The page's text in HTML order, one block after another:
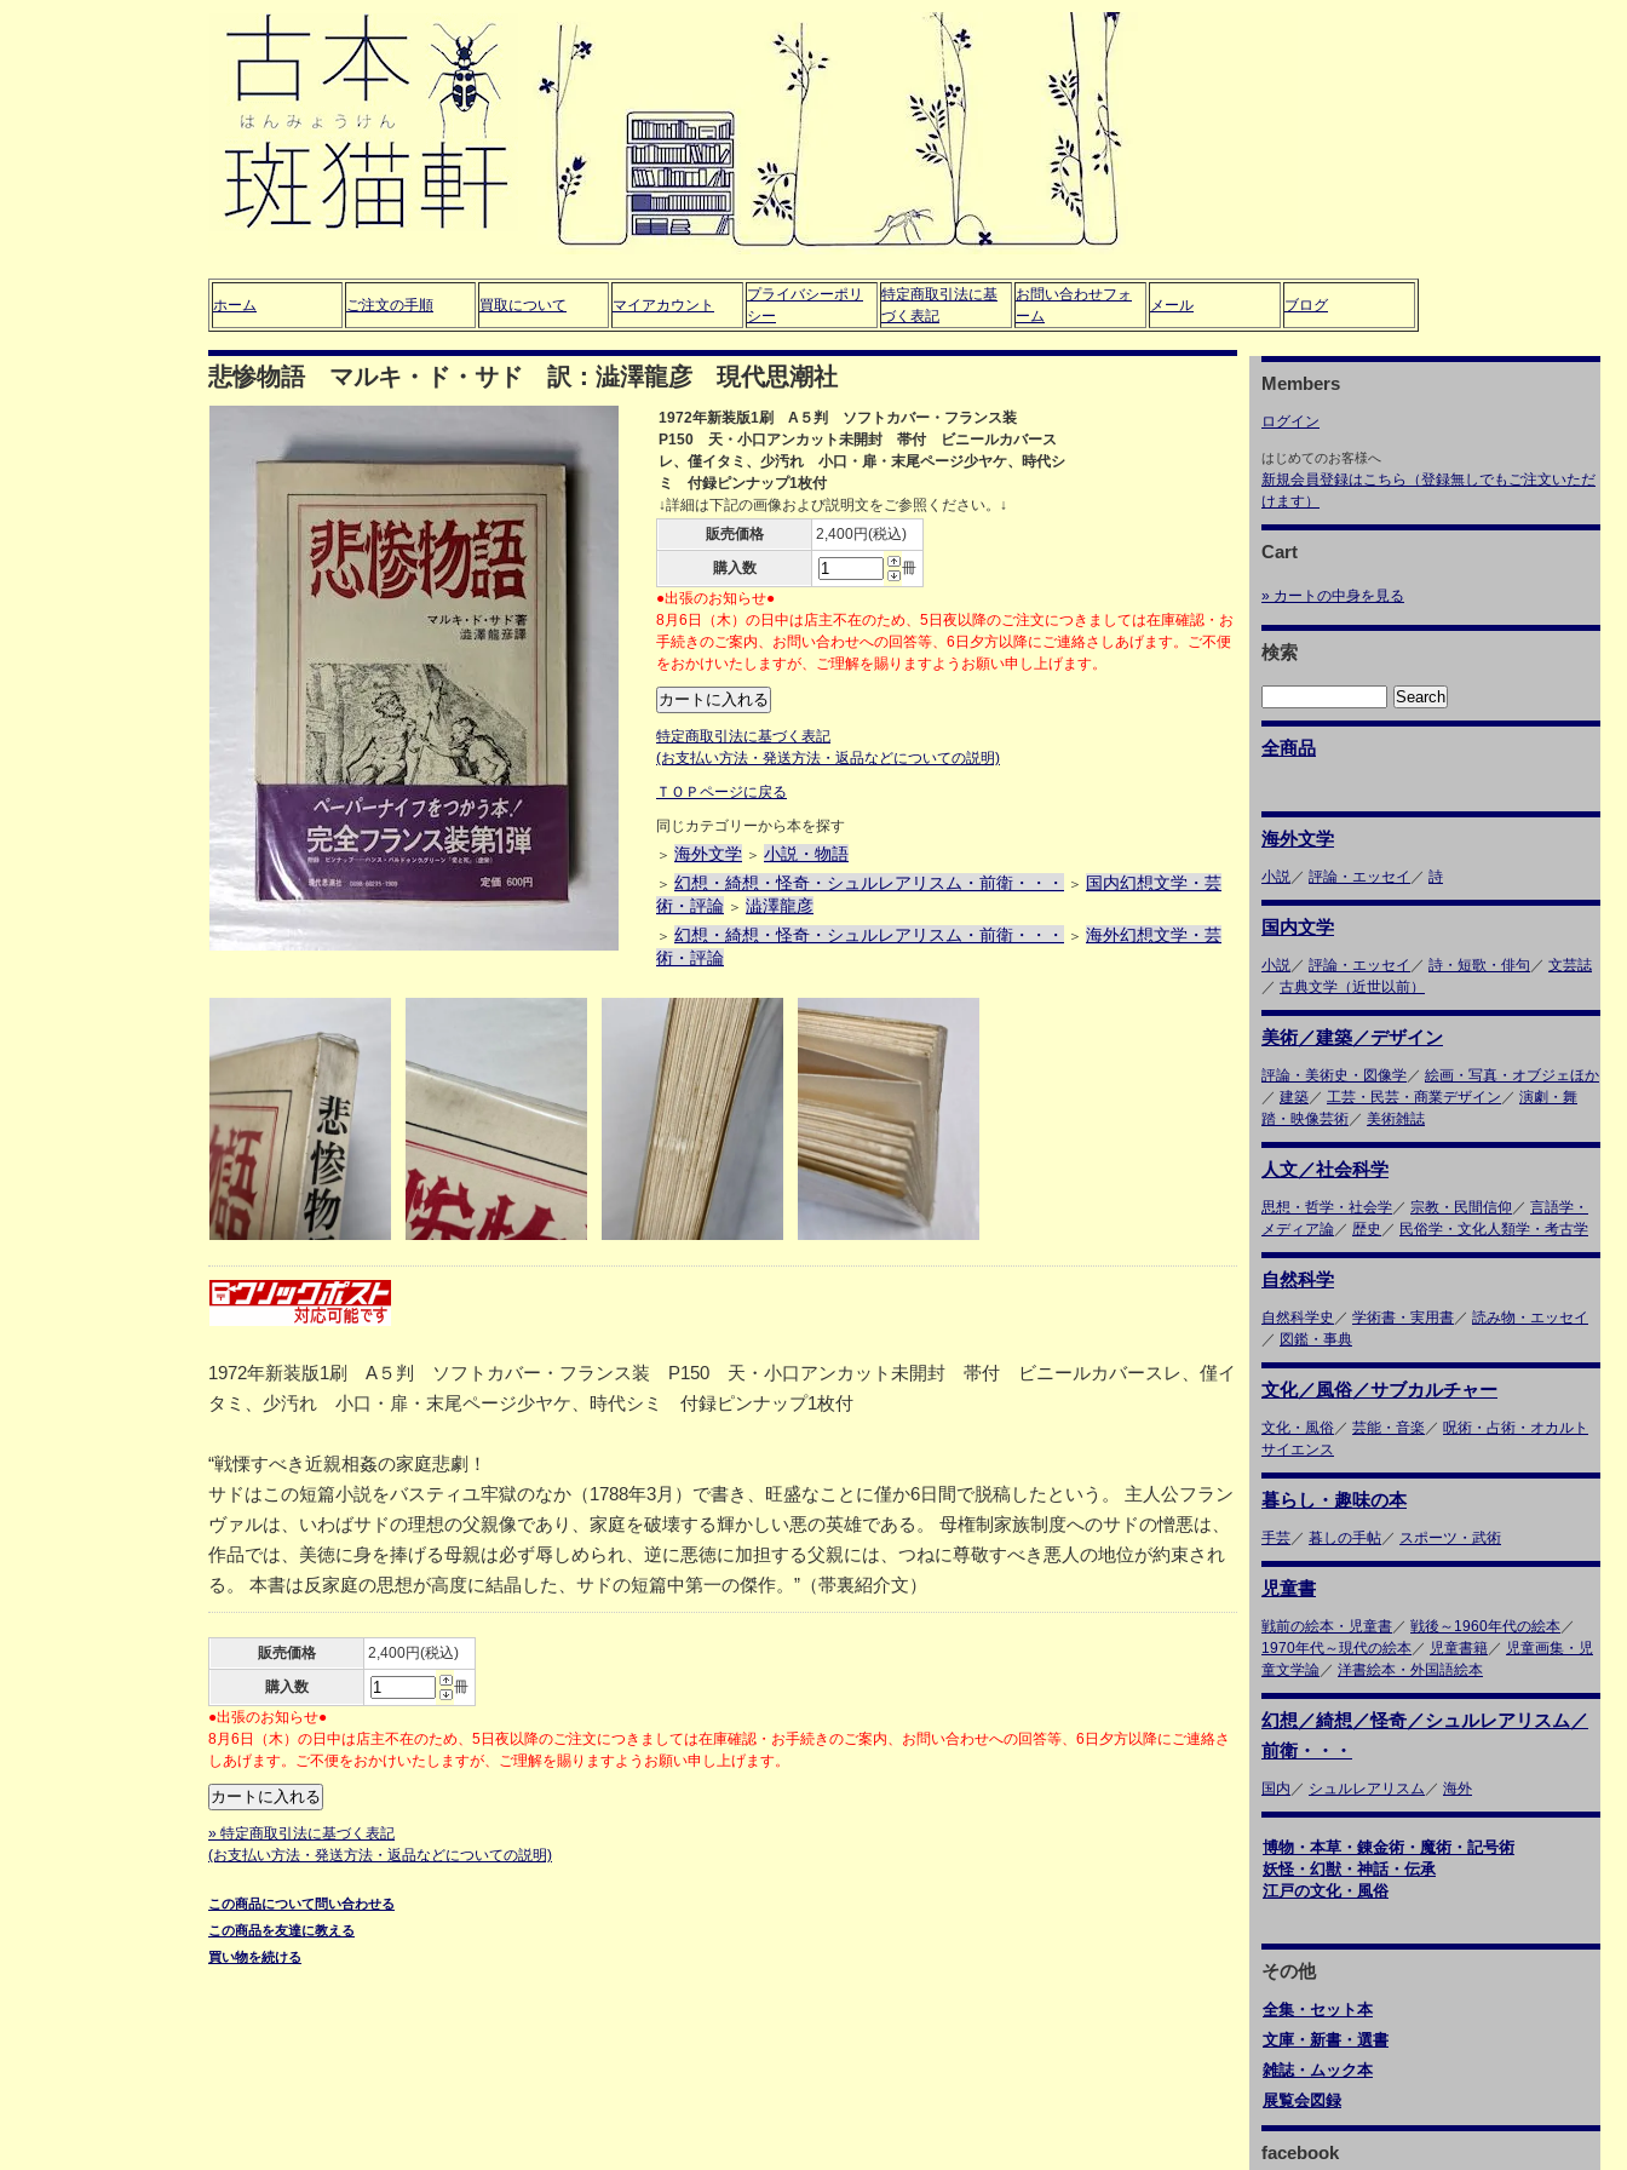
ホーム ご注文の手順 買取について マイアカウント
プライバシーポリ
シー
特定商取引法に基
づく表記
お問い合わせフォ
ーム
メール ブログ
悲惨物語 マルキ・ド・サド 訳：澁澤龍彦 現代思潮社
1972年新装版1刷 A５判 ソフトカバー・フランス装
P150 天・小口アンカット未開封 帯付 ビニールカバース
レ、僅イタミ、少汚れ 小口・扉・末尾ページ少ヤケ、時代シ
ミ 付録ピンナップ1枚付
↓詳細は下記の画像および説明文をご参照ください。↓
販売価格
2,400円(税込)
購入数
冊
●出張のお知らせ●
8月6日（木）の日中は店主不在のため、5日夜以降のご注文につきましては在庫確認・お
手続きのご案内、お問い合わせへの回答等、6日夕方以降にご連絡さしあげます。ご不便
をおかけいたしますが、ご理解を賜りますようお願い申し上げます。
特定商取引法に基づく表記
(お支払い方法・発送方法・返品などについての説明)
ＴＯＰページに戻る
同じカテゴリーから本を探す
＞ 海外文学 ＞ 小説・物語
＞ 幻想・綺想・怪奇・シュルレアリスム・前衛・・・ ＞ 国内幻想文学・芸
術・評論 ＞ 澁澤龍彦
＞ 幻想・綺想・怪奇・シュルレアリスム・前衛・・・ ＞ 海外幻想文学・芸
術・評論
1972年新装版1刷 A５判 ソフトカバー・フランス装 P150 天・小口アンカット未開封 帯付 ビニールカバースレ、僅イ
タミ、少汚れ 小口・扉・末尾ページ少ヤケ、時代シミ 付録ピンナップ1枚付
“戦慄すべき近親相姦の家庭悲劇！
サドはこの短篇小説をバスティユ牢獄のなか（1788年3月）で書き、旺盛なことに僅か6日間で脱稿したという。 主人公フラン
ヴァルは、いわばサドの理想の父親像であり、家庭を破壊する輝かしい悪の英雄である。 母権制家族制度へのサドの憎悪は、
作品では、美徳に身を捧げる母親は必ず辱しめられ、逆に悪徳に加担する父親には、つねに尊敬すべき悪人の地位が約束され
る。 本書は反家庭の思想が高度に結晶した、サドの短篇中第一の傑作。”（帯裏紹介文）
販売価格
2,400円(税込)
購入数
冊
●出張のお知らせ●
8月6日（木）の日中は店主不在のため、5日夜以降のご注文につきましては在庫確認・お手続きのご案内、お問い合わせへの回答等、6日夕方以降にご連絡さ
しあげます。ご不便をおかけいたしますが、ご理解を賜りますようお願い申し上げます。
» 特定商取引法に基づく表記
(お支払い方法・発送方法・返品などについての説明)
この商品について問い合わせる
この商品を友達に教える
買い物を続ける
Members
ログイン
はじめてのお客様へ
新規会員登録はこちら（登録無しでもご注文いただ
けます）
Cart
» カートの中身を見る
検索
全商品
海外文学
小説／ 評論・エッセイ ／ 詩
国内文学
小説／ 評論・エッセイ ／ 詩・短歌・俳句 ／ 文芸誌
／ 古典文学（近世以前）
美術／建築／デザイン
評論・美術史・図像学／ 絵画・写真・オブジェほか
／ 建築／ 工芸・民芸・商業デザイン ／ 演劇・舞
踏・映像芸術／ 美術雑誌
人文／社会科学
思想・哲学・社会学／ 宗教・民間信仰 ／ 言語学・
メディア論／ 歴史 ／ 民俗学・文化人類学・考古学
自然科学
自然科学史 ／ 学術書・実用書／ 読み物・エッセイ
／ 図鑑・事典
文化／風俗／サブカルチャー
文化・風俗／ 芸能・音楽 ／ 呪術・占術・オカルト
サイエンス
暮らし・趣味の本
手芸／ 暮しの手帖／ スポーツ・武術
児童書
戦前の絵本・児童書／ 戦後～1960年代の絵本／
1970年代～現代の絵本／ 児童書籍／ 児童画集・児
童文学論／ 洋書絵本・外国語絵本
幻想／綺想／怪奇／シュルレアリスム／
前衛・・・
国内 ／ シュルレアリスム ／ 海外
博物・本草・錬金術・魔術・記号術
妖怪・幻獣・神話・伝承
江戸の文化・風俗
その他
全集・セット本
文庫・新書・選書
雑誌・ムック本
展覧会図録
facebook